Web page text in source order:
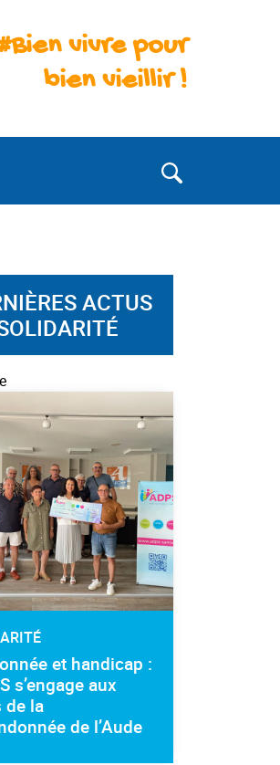
vivre pour
bien vieillir !
ACTUS
et handicap :
s’engage aux
de la
de l’Aude